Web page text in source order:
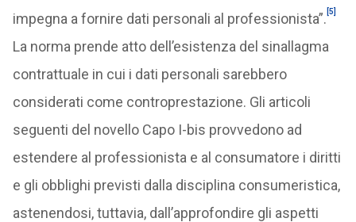
impegna a fornire dati personali al professionista”. [5]
La norma prende atto dell’esistenza del sinallagma
contrattuale in cui i dati personali sarebbero
considerati come controprestazione. Gli articoli
seguenti del novello Capo I-bis provvedono ad
estendere al professionista e al consumatore i diritti
e gli obblighi previsti dalla disciplina consumeristica,
astenendosi, tuttavia, dall’approfondire gli aspetti